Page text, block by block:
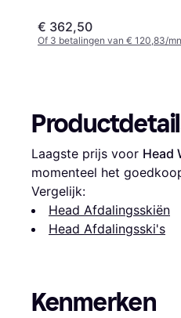
€ 362,50
Of 3 betalingen van € 120,83/
Laagste prijs voor Head
momenteel het
Vergelijk:
Head Afdalingsskiën
Head Afdalingsski's
Kenmerken